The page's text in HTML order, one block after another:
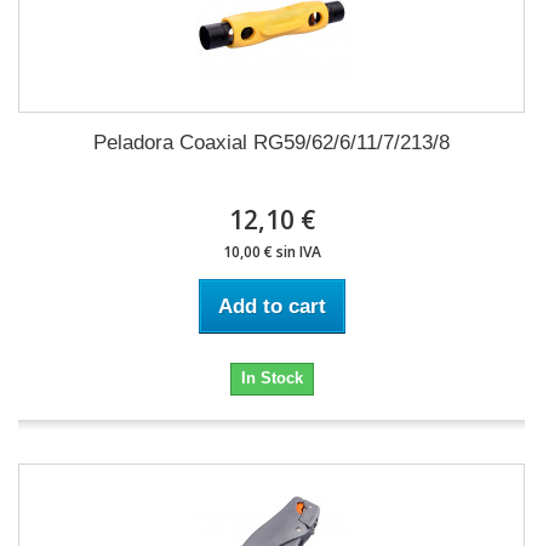
Peladora Coaxial RG59/62/6/11/7/213/8
12,10 €
10,00 € sin IVA
Add to cart
In Stock